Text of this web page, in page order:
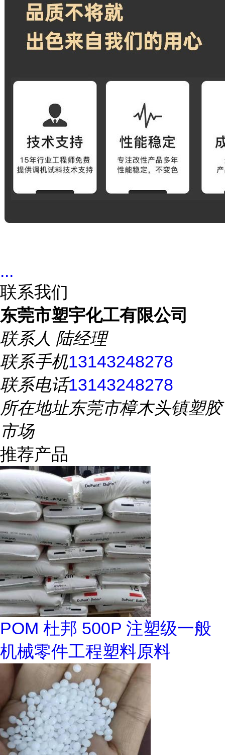
...
联系我们
东莞市塑宇化工有限公司
联系人 陆经理
联系手机13143248278
联系电话13143248278
所在地址东莞市樟木头镇塑胶
市场
推荐产品
POM 杜邦 500P 注塑级一般
机械零件工程塑料原料